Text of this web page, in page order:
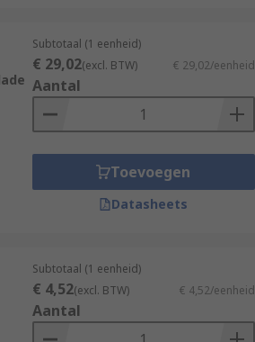
Subtotaal (1 eenheid)
€ 29,02(excl. BTW) € 29,02/eenheid
Aantal
Toevoegen
Datasheets
Subtotaal (1 eenheid)
€ 4,52(excl. BTW) € 4,52/eenheid
Aantal